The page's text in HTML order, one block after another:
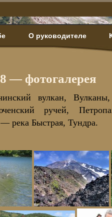
О руководителе
— фотогалерея
вулкан,
ручей,
река Быстрая, Тундра.